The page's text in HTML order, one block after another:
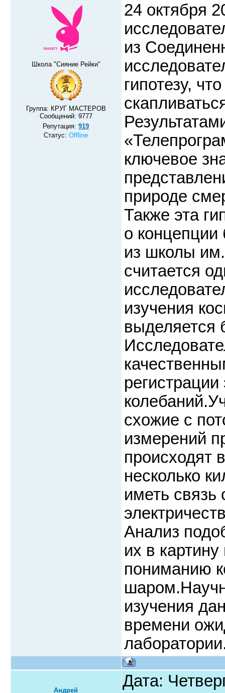
Школа "Сияние Рейки"
Группа: КРУГ МАСТЕРОВ
Сообщений: 9777
Репутация:919
Статус:Offline
24 октября
из
гипотезу,
ключевое
природе
Также эта
о
из школы
считается
изучения
выделяется
схожие с
измерений
происходят
несколько
иметь связь
Анализ
их в
пониманию
изучения
времени
Андрей
Дата: